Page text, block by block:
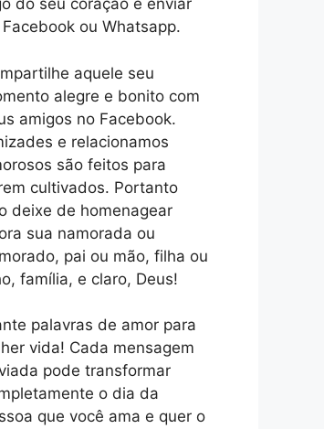
do seu coração e enviar
Facebook ou Whatsapp.
aquele seu
alegre e bonito com
amigos no Facebook.
e relacionamos
são feitos para
cultivados. Portanto
deixe de homenagear
sua namorada ou
pai ou mão, filha ou
família, e claro, Deus!
palavras de amor para
vida! Cada mensagem
pode transformar
o dia da
que você ama e quer o